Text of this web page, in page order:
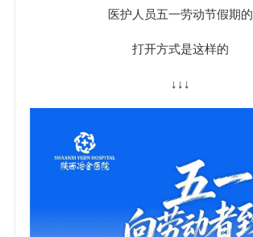
医护人员五一劳动节假期的
打开方式是这样的
↓↓↓